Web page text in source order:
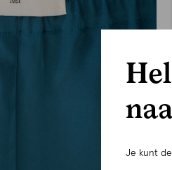
Je kunt